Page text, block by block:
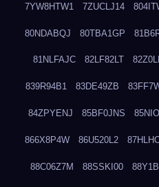
7YW8HTW1 7ZUCLJ14
80NDABQJ 80TBA1GP
81NLFAJC 82LF82LT
839R94B1 83DE49ZB
84ZPYENJ 85BF0JNS
866X8P4W 86U520L2
88C06Z7M 88SSKI00